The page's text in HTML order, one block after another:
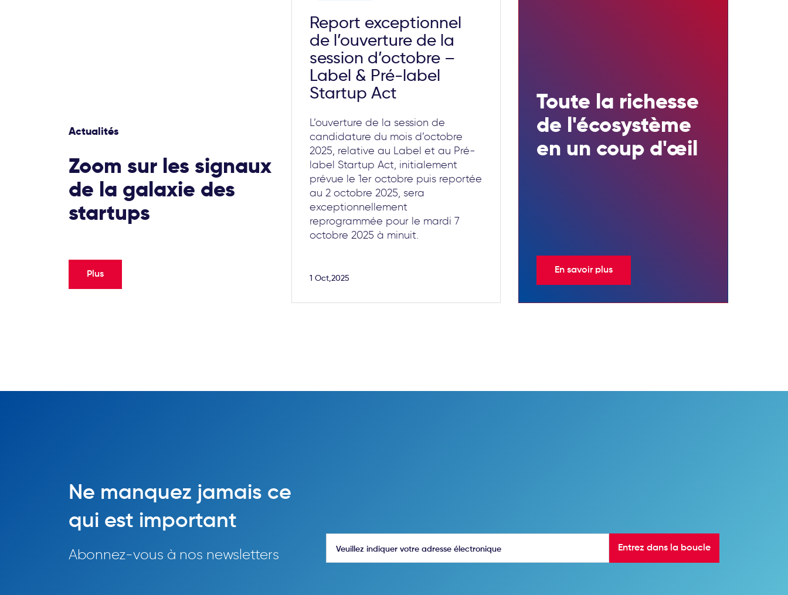
Actualités
Zoom sur les signaux
de la galaxie des
startups
Plus
Report exceptionnel
de l’ouverture de la
session d’octobre –
Label & Pré-label
Startup Act
L’ouverture de la session de
candidature du mois d’octobre
2025, relative au Label et au Pré-
label Startup Act, initialement
prévue le 1er octobre puis reportée
au 2 octobre 2025, sera
exceptionnellement
reprogrammée pour le mardi 7
octobre 2025 à minuit.
1 Oct,2025
Toute la richesse
de l'écosystème
en un coup d'œil
En savoir plus
Ne manquez jamais ce
qui est important
Abonnez-vous à nos newsletters